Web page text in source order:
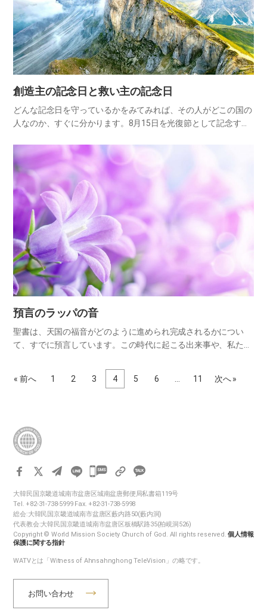
創造主の記念日と救い主の記念日
どんな記念日を守っているかをみてみれば、その人がどこの国の
人なのか、すぐに分かります。8月15日を光復節として記念する
人でしょうか?また、7月4日を独立記念日として記念しているな
ら…
預言のラッパの音
聖書は、天国の福音がどのように進められ完成されるかについ
て、すでに預言しています。この時代に起こる出来事や、私たち
記録しておかれました。これらを一つ一つ調べてみると、神様が
予定された…
« 前へ 1 2 3 4 5 6 11 次へ »
카
오
톡
공
하
大韓民国京畿道城南市盆唐区城南盆唐郵便局私書箱119号
Tel. +82-31-738-5999 Fax. +82-31-738-5998
総会:大韓民国京畿道城南市盆唐区藪内路50(藪内洞)
代表教会:大韓民国京畿道城南市盆唐区板橋駅路35(柏峴洞526)
Copyright © World Mission Society Church of God. All rights reserved.個人情報
保護に関する指針
WATVとは「Witness of Ahnsahnghong TeleVision」の略です。
お問い合わせ